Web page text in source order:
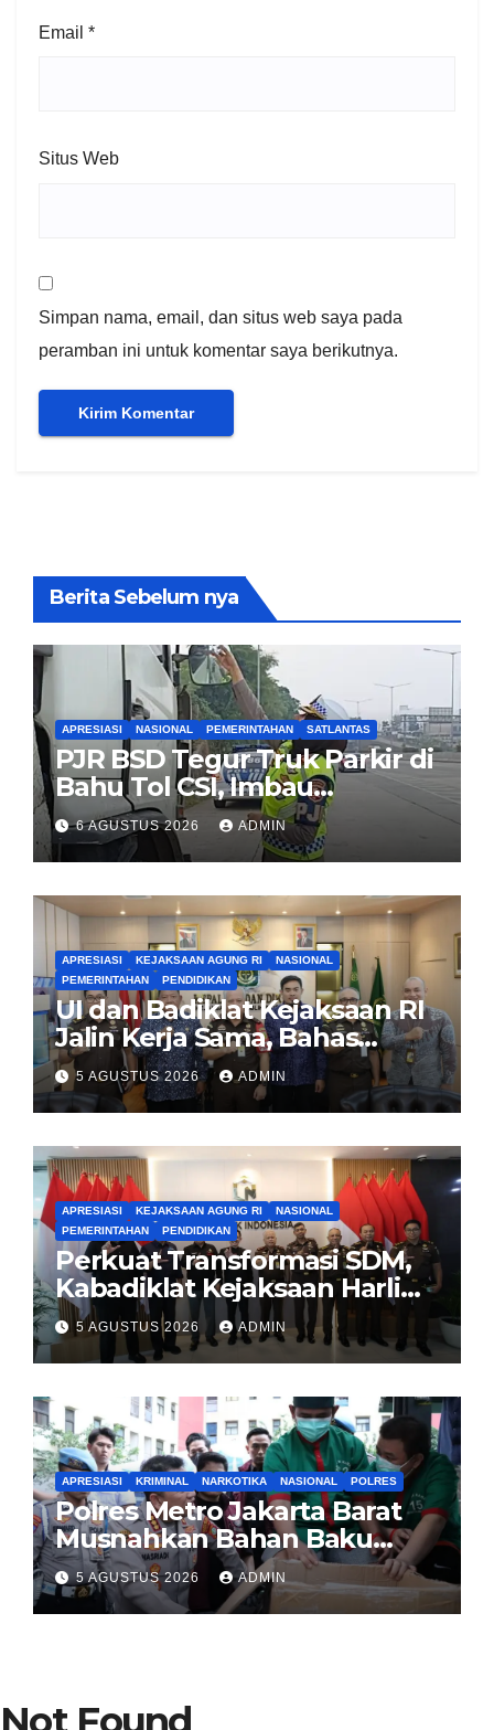
Email *
Situs Web
Simpan nama, email, dan situs web saya pada
peramban ini untuk komentar saya berikutnya.
Berita Sebelum nya
APRESIASI NASIONAL PEMERINTAHAN SATLANTAS
PJR BSD Tegur Truk Parkir di
Bahu Tol CSI, Imbau
Pengendara Tertib
6 AGUSTUS 2026 ADMIN
APRESIASI KEJAKSAAN AGUNG RI
NASIONAL
PEMERINTAHAN
PENDIDIKAN
UI dan Badiklat Kejaksaan RI
Jalin Kerja Sama, Bahas
Pembentukan Pusat Studi
Kajian Kejaksaan
5 AGUSTUS 2026 ADMIN
APRESIASI KEJAKSAAN AGUNG RI
NASIONAL
PEMERINTAHAN
PENDIDIKAN
Perkuat Transformasi SDM,
Kabadiklat Kejaksaan Harli
Siregar Jalin Sinergi dengan
LAN RI
5 AGUSTUS 2026 ADMIN
APRESIASI KRIMINAL NARKOTIKA NASIONAL POLRES
Polres Metro Jakarta Barat
Musnahkan Bahan Baku
Narkotika 1,1 Ton
Carisoprodol, Selamatkan 3,5
Juta Jiwa
5 AGUSTUS 2026 ADMIN
Not Found